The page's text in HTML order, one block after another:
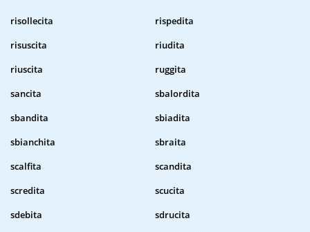
risollecita
rispedita
risuscita
riudita
riuscita
ruggita
sancita
sbalordita
sbandita
sbiadita
sbianchita
sbraita
scalfita
scandita
scredita
scucita
sdebita
sdrucita